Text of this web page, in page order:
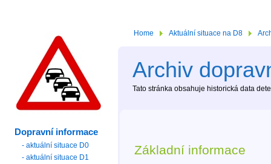
Home Aktuální situace na D8
Archiv
Tato stránka obsahuje historická data
Základní informace
Dopravní informace
- aktuální situace D0
- aktuální situace D1